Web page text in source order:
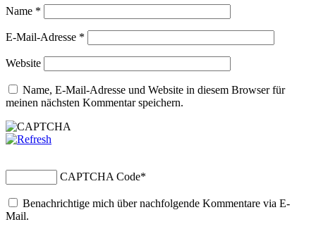
Name *
E-Mail-Adresse *
Website
Name, E-Mail-Adresse und Website in diesem Browser für
meinen nächsten Kommentar speichern.
CAPTCHA Code*
Benachrichtige mich über nachfolgende Kommentare via E-
Mail.